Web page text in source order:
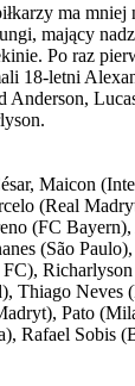
ma
mający
Po raz
18-letni
Anderson,
Maicon
(Real
(FC Bayern),
(São
Richarlyson
Thiago Neves
Pato
Rafael Sobis